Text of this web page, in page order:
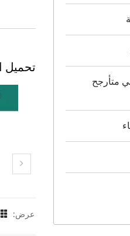
تحميل
عرض:
متأرجح